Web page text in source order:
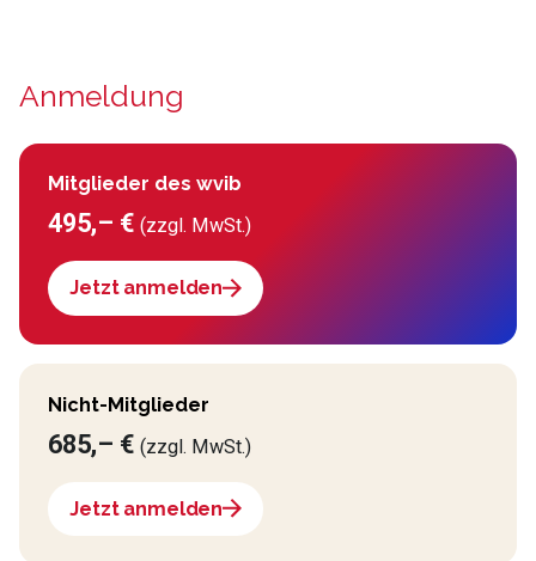
Anmeldung
Mitglieder des wvib
495,– €(zzgl. MwSt.)
Jetzt anmelden
Nicht-Mitglieder
685,– €(zzgl. MwSt.)
Jetzt anmelden